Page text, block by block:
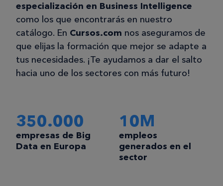
especialización en Business Intelligence
como los que encontrarás en nuestro
catálogo. En Cursos.com nos aseguramos de
que elijas la formación que mejor se adapte a
tus necesidades. ¡Te ayudamos a dar el salto
hacia uno de los sectores con más futuro!
350.000
empresas de Big
Data en Europa
10M
empleos
generados en el
sector